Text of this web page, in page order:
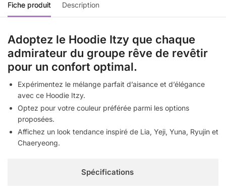
Fiche produit Description
Adoptez le Hoodie Itzy que chaque
admirateur du groupe rêve de revêtir
pour un confort optimal.
Expérimentez le mélange parfait d’aisance et d’élégance
avec ce Hoodie Itzy.
Optez pour votre couleur préférée parmi les options
proposées.
Affichez un look tendance inspiré de Lia, Yeji, Yuna, Ryujin et
Chaeryeong.
Spécifications